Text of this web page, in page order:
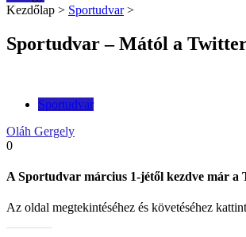
Kezdőlap > Sportudvar >
Sportudvar – Mától a
Sportudvar
Oláh Gergely
0
A Sportudvar március 1-jétől kezdve már a
Az oldal megtekintéséhez és követéséhez